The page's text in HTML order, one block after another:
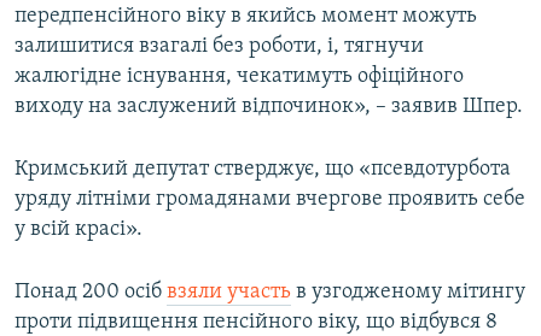
передпенсійного віку в якийсь момент можуть
залишитися взагалі без роботи, і, тягнучи
жалюгідне існування, чекатимуть офіційного
виходу на заслужений відпочинок», – заявив Шпер.
Кримський депутат стверджує, що «псевдотурбота
уряду літніми громадянами вчергове проявить себе
у всій красі».
Понад 200 осіб взяли участь в узгодженому мітингу
проти підвищення пенсійного віку, що відбувся 8